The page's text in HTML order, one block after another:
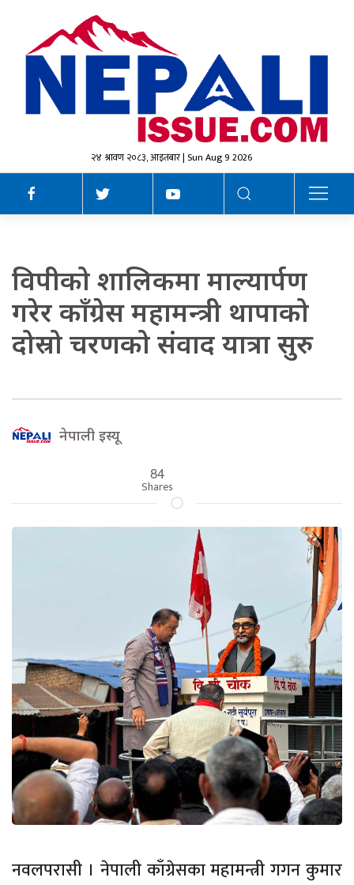
२४ श्रावण २०८३, आइतबार | Sun Aug 9 2026
विपीको शालिकमा माल्यार्पण
गरेर काँग्रेस महामन्त्री थापाको
दोस्रो चरणको संवाद यात्रा सुरु
नेपाली इस्यू
84
Shares
नवलपरासी । नेपाली काँग्रेसका महामन्त्री गगन कुमार